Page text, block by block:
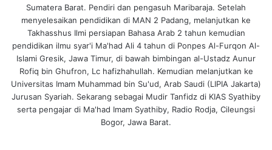
Sumatera Barat. Pendiri dan pengasuh Maribaraja. Setelah
menyelesaikan pendidikan di MAN 2 Padang, melanjutkan ke
Takhasshus Ilmi persiapan Bahasa Arab 2 tahun kemudian
pendidikan ilmu syar'i Ma'had Ali 4 tahun di Ponpes Al-Furqon Al-
Islami Gresik, Jawa Timur, di bawah bimbingan al-Ustadz Aunur
Rofiq bin Ghufron, Lc hafizhahullah. Kemudian melanjutkan ke
Universitas Imam Muhammad bin Su'ud, Arab Saudi (LIPIA Jakarta)
Jurusan Syariah. Sekarang sebagai Mudir Tanfidz di KIAS Syathiby
serta pengajar di Ma'had Imam Syathiby, Radio Rodja, Cileungsi
Bogor, Jawa Barat.